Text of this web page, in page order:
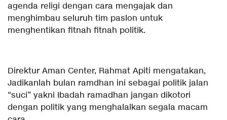
agenda religi dengan cara mengajak dan
menghimbau seluruh tim paslon untuk
menghentikan fitnah fitnah politik.
Direktur Aman Center, Rahmat Apiti mengatakan,
Jadikanlah bulan ramdhan ini sebagai politik jalan
“suci” yakni Ibadah ramadhan jangan dikotori
dengan politik yang menghalalkan segala macam